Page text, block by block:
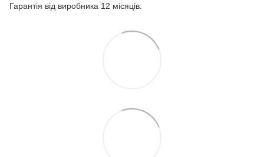
Гарантія від виробника 12 місяців.